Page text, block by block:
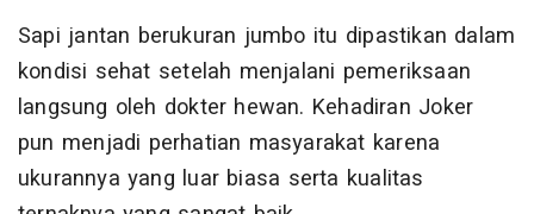
Sapi jantan berukuran jumbo itu dipastikan dalam
kondisi sehat setelah menjalani pemeriksaan
langsung oleh dokter hewan. Kehadiran Joker
pun menjadi perhatian masyarakat karena
ukurannya yang luar biasa serta kualitas